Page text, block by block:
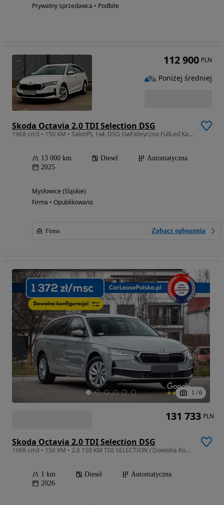
Prywatny sprzedawca • Podbite
Skoda Octavia 2.0 TDI Selection DSG
1968 cm3 • 150 KM • SalonPL 1wł. DSG GwFabryczna FullLed Kamera KeyLess Navi ASO Vat23%
13 000 km Diesel
Automatyczna
2025
Mysłowice (Śląskie)
Firma • Opublikowano
Firma Zobacz ogłoszenia
112 900 PLN
Poniżej średniej
1 / 6
Skoda Octavia 2.0 TDI Selection DSG
1968 cm3 • 150 KM • 2.0 150 KM TDI SELECTION / Dowolna Konfiguracja / Duży Rabat
1 km Diesel
Automatyczna
2026
131 733 PLN